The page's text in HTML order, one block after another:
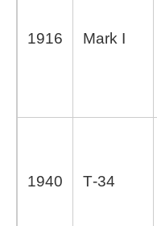
1916 Mark I
1940 Т-34